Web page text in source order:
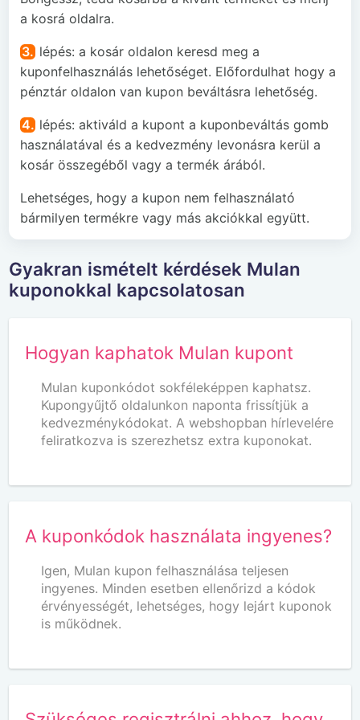
a kosrá oldalra.
3. lépés: a kosár oldalon keresd meg a
kuponfelhasználás lehetőséget. Előfordulhat hogy a
pénztár oldalon van kupon beváltásra lehetőség.
4. lépés: aktiváld a kupont a kuponbeváltás gomb
használatával és a kedvezmény levonásra kerül a
kosár összegéből vagy a termék árából.
Lehetséges, hogy a kupon nem felhasználató
bármilyen termékre vagy más akciókkal együtt.
Gyakran ismételt kérdések Mulan
kuponokkal kapcsolatosan
Hogyan kaphatok Mulan kupont
Mulan kuponkódot sokféleképpen kaphatsz.
Kupongyűjtő oldalunkon naponta frissítjük a
kedvezménykódokat. A webshopban hírlevelére
feliratkozva is szerezhetsz extra kuponokat.
A kuponkódok használata ingyenes?
Igen, Mulan kupon felhasználása teljesen
ingyenes. Minden esetben ellenőrizd a kódok
érvényességét, lehetséges, hogy lejárt kuponok
is működnek.